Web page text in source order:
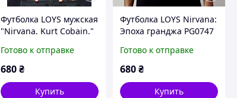
Футболка LOYS мужская
"Nirvana. Kurt Cobain."
Черный XS
Готово к отправке
680 ₴
Купить
Футболка LOYS Nirvana:
Эпоха гранджа PG0747
XS
Готово к отправке
680₴
Купить